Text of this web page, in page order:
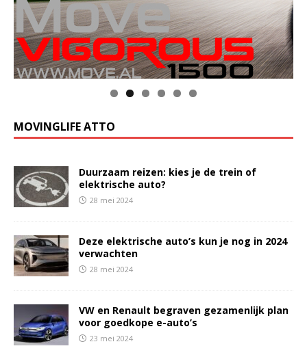
MOVINGLIFE ATTO
Duurzaam reizen: kies je de trein of
elektrische auto?
28 mei 2024
Deze elektrische auto’s kun je nog in 2024
verwachten
28 mei 2024
VW en Renault begraven gezamenlijk plan
voor goedkope e-auto’s
23 mei 2024